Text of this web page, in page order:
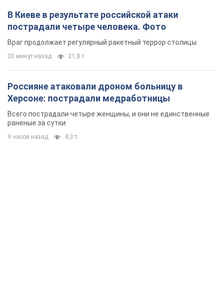
В Киеве в результате российской атаки
пострадали четыре человека. Фото
Враг продолжает регулярный ракетный террор столицы
20 минут назад 21,8 т.
Россияне атаковали дроном больницу в
Херсоне: пострадали медработницы
Всего пострадали четыре женщины, и они не единственные
раненые за сутки
9 часов назад 4,3 т.